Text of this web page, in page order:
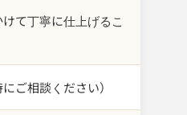
て丁寧に仕上げるこ
ご相談ください）